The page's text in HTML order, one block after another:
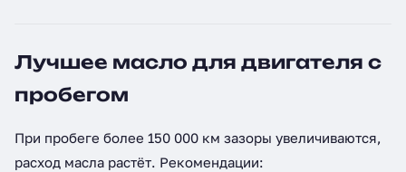
Лучшее масло для двигателя с
пробегом
При пробеге более 150 000 км зазоры увеличиваются,
расход масла растёт. Рекомендации: